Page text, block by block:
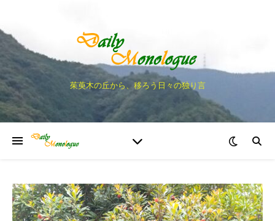
茱萸木の丘から、移ろう日々の独り言